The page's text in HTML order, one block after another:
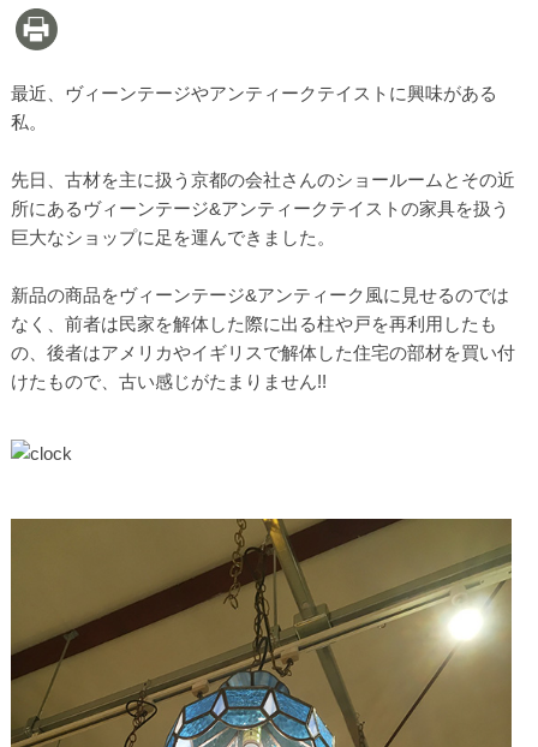
最近、ヴィーンテージやアンティークテイストに興味がある
私。
先日、古材を主に扱う京都の会社さんのショールームとその近
所にあるヴィーンテージ&アンティークテイストの家具を扱う
巨大なショップに足を運んできました。
新品の商品をヴィーンテージ&アンティーク風に見せるのでは
なく、前者は民家を解体した際に出る柱や戸を再利用したも
の、後者はアメリカやイギリスで解体した住宅の部材を買い付
けたもので、古い感じがたまりません!!